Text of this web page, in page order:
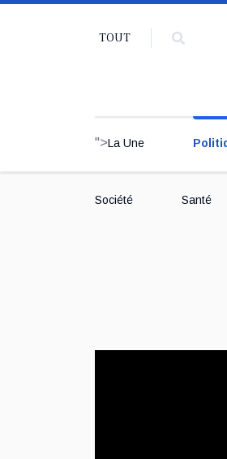
TOUT
">La Une
Société Santé